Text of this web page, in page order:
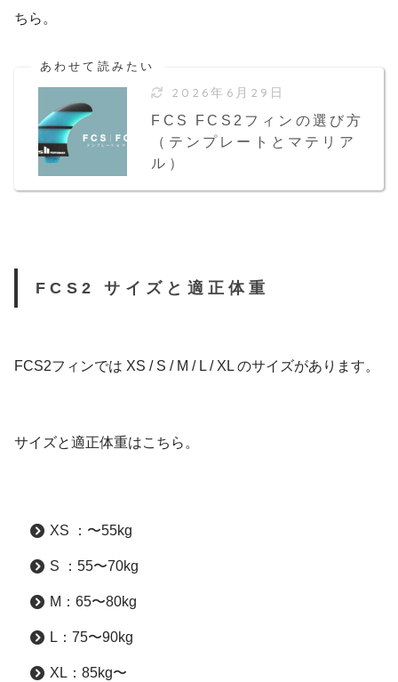
ちら。
2026年6月29日
FCS FCS2フィンの選び方
（テンプレートとマテリア
ル）
FCS2 サイズと適正体重
FCS2フィンでは XS / S / M / L / XL のサイズがあります。
サイズと適正体重はこちら。
XS ：〜55kg
S ：55〜70kg
M：65〜80kg
L：75〜90kg
XL：85kg〜